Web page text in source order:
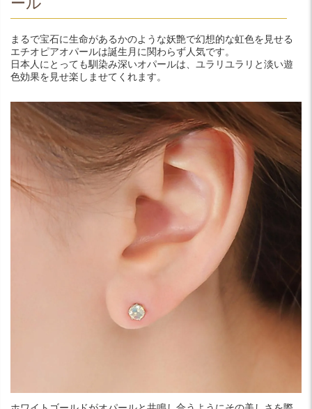
まるで宝石に生命があるかのような妖艶で幻想的な虹色を見せる
エチオピアオパールは誕生月に関わらず人気です。
日本人にとっても馴染み深いオパールは、ユラリユラリと淡い遊
色効果を見せ楽しませてくれます。